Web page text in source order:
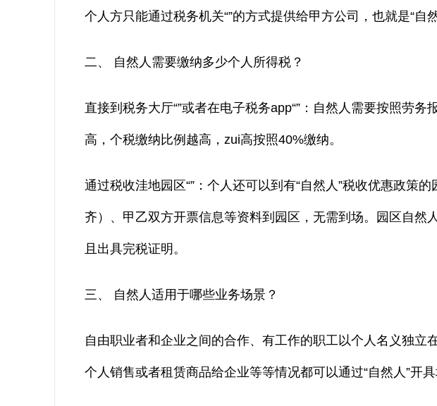
个人方只能通过税务机关“”的方式提供给甲方公司，也就是“自
二、 自然人需要缴纳多少个人所得税？
直接到税务大厅“”或者在电子税务app“”：自然人需要按照劳
高，个税缴纳比例越高，zui高按照40%缴纳。
通过税收洼地园区“”：个人还可以到有“自然人”税收优惠政策
齐）、甲乙双方开票信息等资料到园区，无需到场。园区自然
且出具完税证明。
三、 自然人适用于哪些业务场景？
自由职业者和企业之间的合作、有工作的职工以个人名义独立
个人销售或者租赁商品给企业等等情况都可以通过“自然人”开具